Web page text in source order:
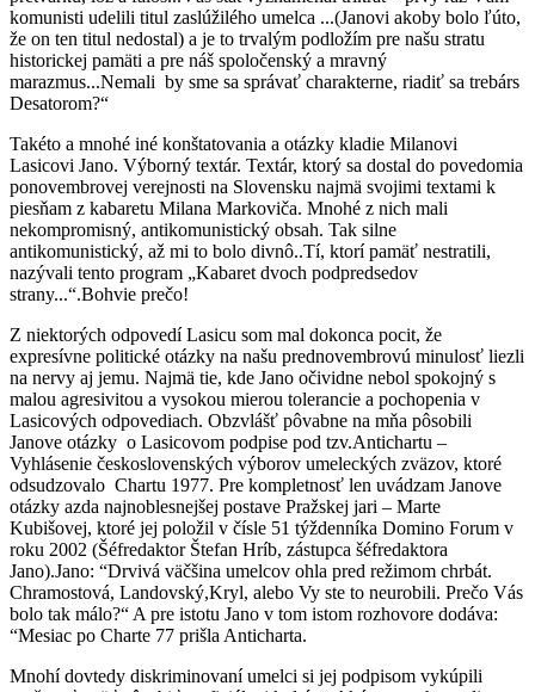
komunisti udelili titul zaslúžilého umelca ...(Janovi akoby bolo ľúto,
že on ten titul nedostal) a je to trvalým podložím pre našu stratu
historickej pamäti a pre náš spoločenský a mravný
marazmus...Nemali by sme sa správať charakterne, riadiť sa trebárs
Desatorom?“
Takéto a mnohé iné konštatovania a otázky kladie Milanovi
Lasicovi Jano. Výborný textár. Textár, ktorý sa dostal do povedomia
ponovembrovej verejnosti na Slovensku najmä svojimi textami k
piesňam z kabaretu Milana Markoviča. Mnohé z nich mali
nekompromisný, antikomunistický obsah. Tak silne
antikomunistický, až mi to bolo divnô..Tí, ktorí pamäť nestratili,
nazývali tento program „Kabaret dvoch podpredsedov
strany...“.Bohvie prečo!
Z niektorých odpovedí Lasicu som mal dokonca pocit, že
expresívne politické otázky na našu prednovembrovú minulosť liezli
na nervy aj jemu. Najmä tie, kde Jano očividne nebol spokojný s
malou agresivitou a vysokou mierou tolerancie a pochopenia v
Lasicových odpovediach. Obzvlášť pôvabne na mňa pôsobili
Janove otázky o Lasicovom podpise pod tzv.Antichartu –
Vyhlásenie československých výborov umeleckých zväzov, ktoré
odsudzovalo Chartu 1977. Pre kompletnosť len uvádzam Janove
otázky azda najnoblesnejšej postave Pražskej jari – Marte
Kubišovej, ktoré jej položil v čísle 51 týždenníka Domino Forum v
roku 2002 (Šéfredaktor Štefan Hríb, zástupca šéfredaktora
Jano).Jano: “Drvivá väčšina umelcov ohla pred režimom chrbát.
Chramostová, Landovský,Kryl, alebo Vy ste to neurobili. Prečo Vás
bolo tak málo?“ A pre istotu Jano v tom istom rozhovore dodáva:
“Mesiac po Charte 77 prišla Anticharta.
Mnohí dovtedy diskriminovaní umelci si jej podpisom vykúpili